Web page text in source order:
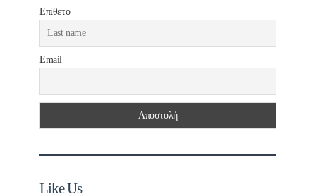
Επίθετο
Email
Like Us